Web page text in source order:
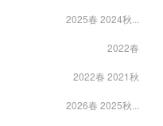
2025春 2024秋...
2022春
2022春 2021秋
2026春 2025秋...